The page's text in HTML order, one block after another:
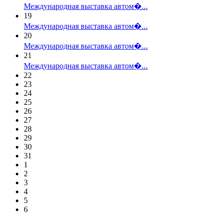
Международная выставка автом�...
19
Международная выставка автом�...
20
Международная выставка автом�...
21
Международная выставка автом�...
22
23
24
25
26
27
28
29
30
31
1
2
3
4
5
6